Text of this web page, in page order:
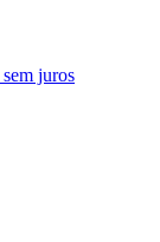
sem juros